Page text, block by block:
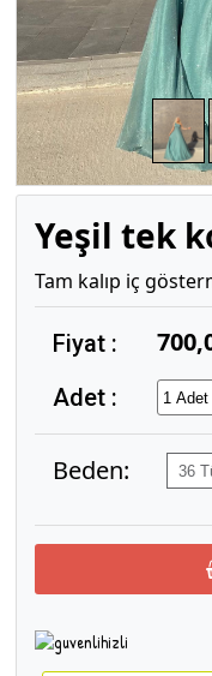
Yeşil tek
Tam kalıp iç
Fiyat :
Adet :
Beden: